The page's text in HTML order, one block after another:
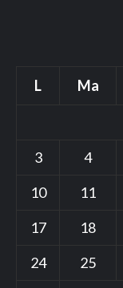
L Ma
3
4
10
11
17
18
24
25